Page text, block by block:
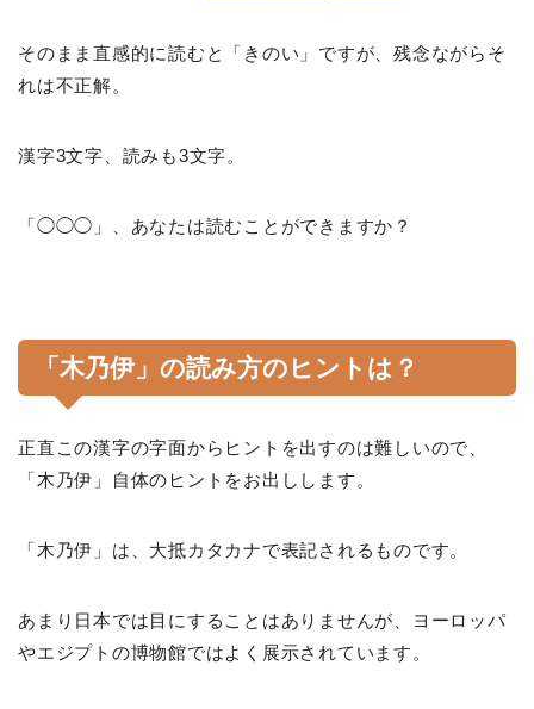
そのまま直感的に読むと「きのい」ですが、残念ながらそ
れは不正解。
漢字3文字、読みも3文字。
「◯◯◯」、あなたは読むことができますか？
「木乃伊」の読み方のヒントは？
正直この漢字の字面からヒントを出すのは難しいので、
「木乃伊」自体のヒントをお出しします。
「木乃伊」は、大抵カタカナで表記されるものです。
あまり日本では目にすることはありませんが、ヨーロッパ
やエジプトの博物館ではよく展示されています。